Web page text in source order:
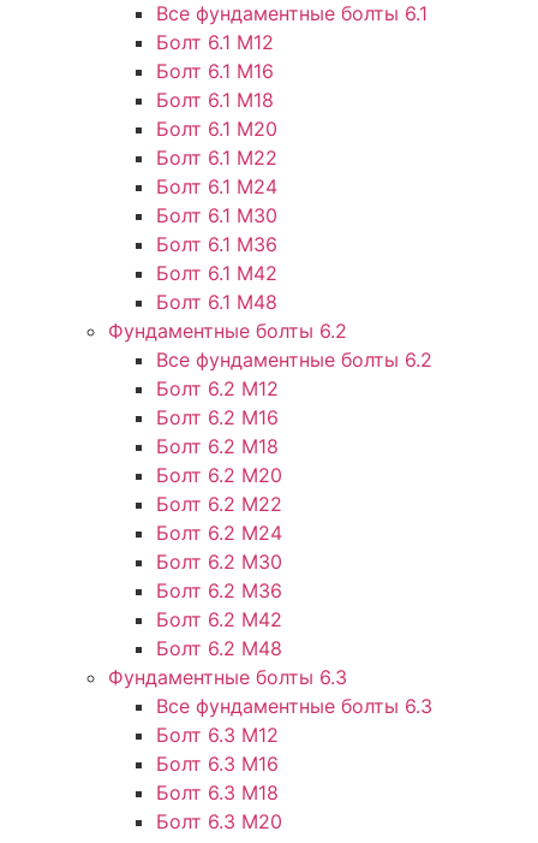
Все фундаментные болты 6.1
Болт 6.1 М12
Болт 6.1 М16
Болт 6.1 М18
Болт 6.1 М20
Болт 6.1 М22
Болт 6.1 М24
Болт 6.1 М30
Болт 6.1 М36
Болт 6.1 М42
Болт 6.1 М48
Фундаментные болты 6.2
Все фундаментные болты 6.2
Болт 6.2 М12
Болт 6.2 М16
Болт 6.2 М18
Болт 6.2 М20
Болт 6.2 М22
Болт 6.2 М24
Болт 6.2 М30
Болт 6.2 М36
Болт 6.2 М42
Болт 6.2 М48
Фундаментные болты 6.3
Все фундаментные болты 6.3
Болт 6.3 М12
Болт 6.3 М16
Болт 6.3 М18
Болт 6.3 М20